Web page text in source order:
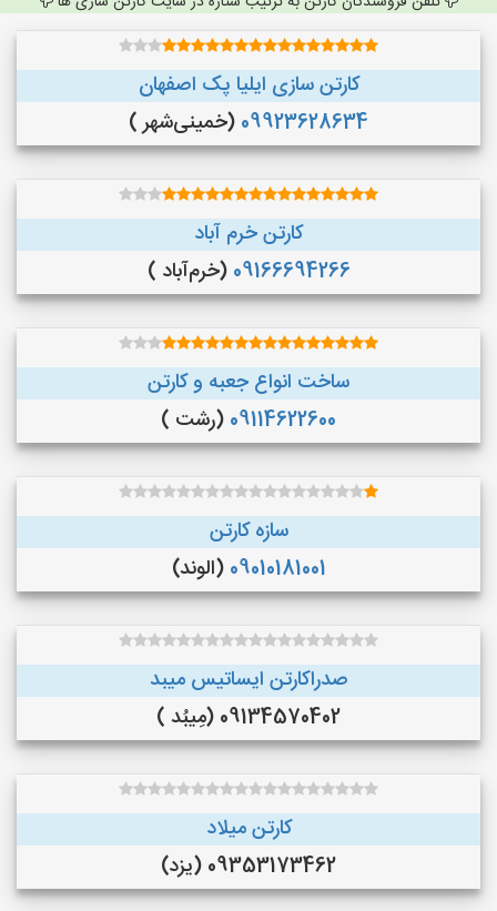
کارتن سازی ایلیا پک اصفهان
09923628634 (خمینی‌شهر )
کارتن خرم آباد
09166694266 (خرم‌آباد )
ساخت انواع جعبه و کارتن
09114622600 (رشت )
سازه کارتن
09010181001 (الوند)
صدراکارتن ایساتیس میبد
09134570402 (مِیبُد )
کارتن میلاد
09353173462 (یزد)